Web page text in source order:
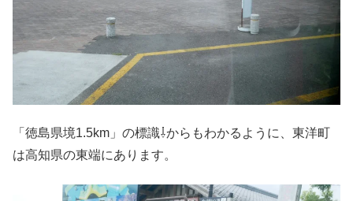
「徳島県境1.5km」の標識⇩からもわかるように、東洋町
は高知県の東端にあります。